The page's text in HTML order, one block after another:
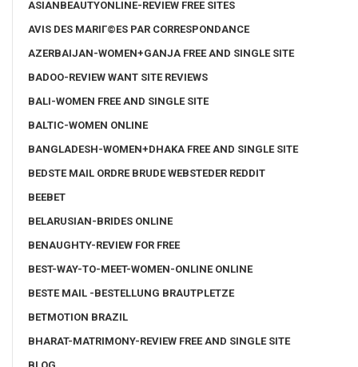
ASIANBEAUTYONLINE-REVIEW FREE SITES
AVIS DES MARIГ©ES PAR CORRESPONDANCE
AZERBAIJAN-WOMEN+GANJA FREE AND SINGLE SITE
BADOO-REVIEW WANT SITE REVIEWS
BALI-WOMEN FREE AND SINGLE SITE
BALTIC-WOMEN ONLINE
BANGLADESH-WOMEN+DHAKA FREE AND SINGLE SITE
BEDSTE MAIL ORDRE BRUDE WEBSTEDER REDDIT
BEEBET
BELARUSIAN-BRIDES ONLINE
BENAUGHTY-REVIEW FOR FREE
BEST-WAY-TO-MEET-WOMEN-ONLINE ONLINE
BESTE MAIL -BESTELLUNG BRAUTPLETZE
BETMOTION BRAZIL
BHARAT-MATRIMONY-REVIEW FREE AND SINGLE SITE
BLOG